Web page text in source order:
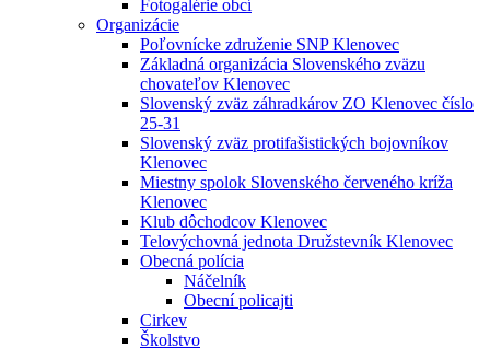
Fotogalérie obcí
Organizácie
Poľovnícke združenie SNP Klenovec
Základná organizácia Slovenského zväzu
chovateľov Klenovec
Slovenský zväz záhradkárov ZO Klenovec číslo
25-31
Slovenský zväz protifašistických bojovníkov
Klenovec
Miestny spolok Slovenského červeného kríža
Klenovec
Klub dôchodcov Klenovec
Telovýchovná jednota Družstevník Klenovec
Obecná polícia
Náčelník
Obecní policajti
Cirkev
Školstvo